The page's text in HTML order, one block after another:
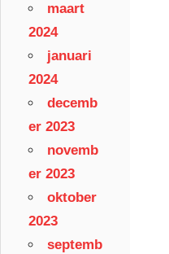
maart
2024
januari
2024
decemb
er 2023
novemb
er 2023
oktober
2023
septemb